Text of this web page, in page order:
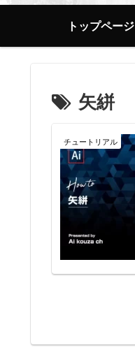
トップページ
矢絣
チュートリアル